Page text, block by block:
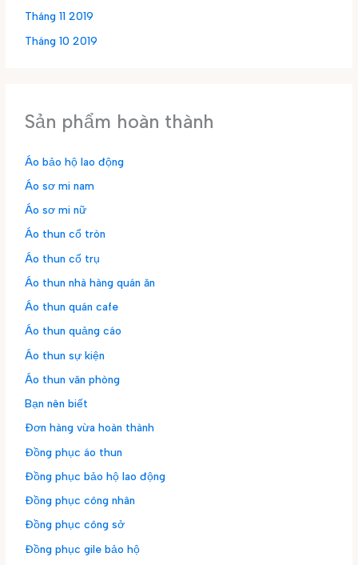
Tháng 11 2019
Tháng 10 2019
Sản phẩm hoàn thành
Áo bảo hộ lao động
Áo sơ mi nam
Áo sơ mi nữ
Áo thun cổ tròn
Áo thun cổ trụ
Áo thun nhà hàng quán ăn
Áo thun quán cafe
Áo thun quảng cáo
Áo thun sự kiện
Áo thun văn phòng
Bạn nên biết
Đơn hàng vừa hoàn thành
Đồng phục áo thun
Đồng phục bảo hộ lao động
Đồng phục công nhân
Đồng phục công sở
Đồng phục gile bảo hộ